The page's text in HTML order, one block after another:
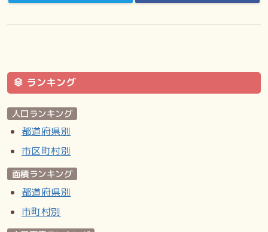
条中学校（豊平8-13）／札幌市立中の島中学校（中の島2-
3）
小学校
市立（平岸地区が学区に含まれる学校も記載）／札幌市立平
岸西小学校（平岸1-15）／札幌市立平岸小学校（平岸2-
14）／札幌市立東山小学校（平岸4-11）／札幌市立平岸高
台小学校のぞみ分校（平岸4-18）／札幌市立美園小学校（平
岸5-7）／札幌市立平岸高台小学校（平岸5-18）／札幌市立
中の島小学校（中の島2-1）／札幌市立みどり小学校（美園
5-2）
ランキング
人口ランキング
都道府県別
市区町村別
面積ランキング
都道府県別
市町村別